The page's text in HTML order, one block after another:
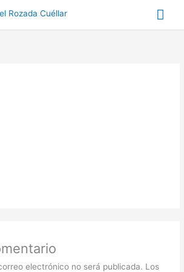
electrónico no será publicada. Los